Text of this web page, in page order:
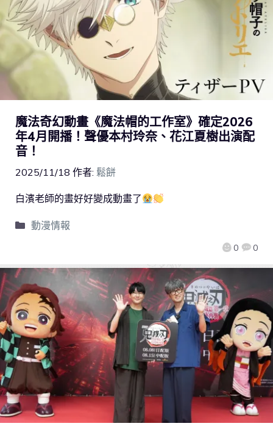
魔法奇幻動畫《魔法帽的工作室》確定2026
年4月開播！聲優本村玲奈、花江夏樹出演配
音！
2025/11/18 作者: 鬆餅
0 0
白濱老師的畫好好變成動畫了
動漫情報